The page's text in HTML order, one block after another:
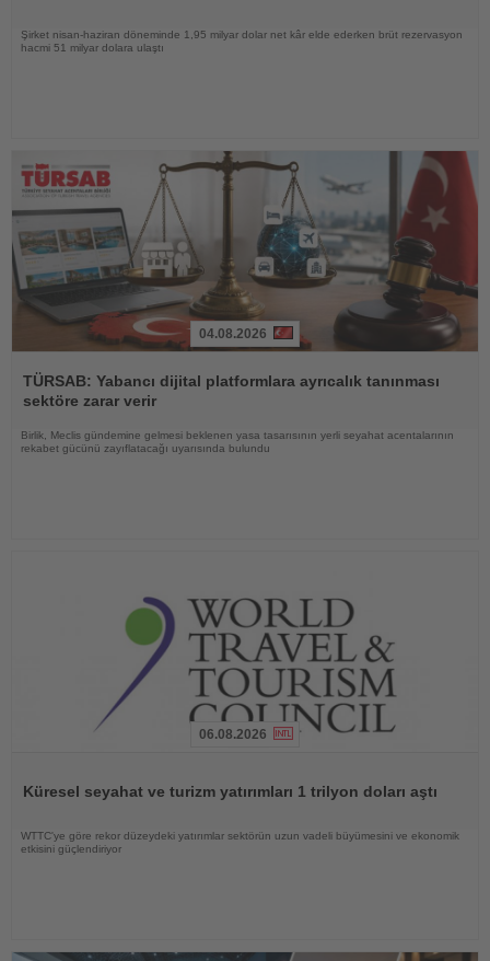
Şirket nisan-haziran döneminde 1,95 milyar dolar net kâr elde ederken brüt rezervasyon
hacmi 51 milyar dolara ulaştı
Oku
04.08.2026
TÜRSAB: Yabancı dijital platformlara ayrıcalık tanınması
sektöre zarar verir
Birlik, Meclis gündemine gelmesi beklenen yasa tasarısının yerli seyahat acentalarının
rekabet gücünü zayıflatacağı uyarısında bulundu
06.08.2026
Küresel seyahat ve turizm yatırımları 1 trilyon doları aştı
WTTC'ye göre rekor düzeydeki yatırımlar sektörün uzun vadeli büyümesini ve ekonomik
etkisini güçlendiriyor